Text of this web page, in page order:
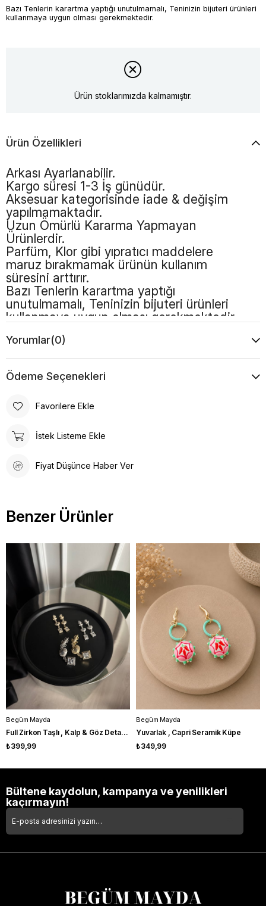
Bazı Tenlerin karartma yaptığı unutulmamalı, Teninizin bijuteri ürünleri
kullanmaya uygun olması gerekmektedir.
Ürün stoklarımızda kalmamıştır.
Ürün Özellikleri
Arkası Ayarlanabilir.
Kargo süresi 1-3 İş günüdür.
Aksesuar kategorisinde iade & değişim
yapılmamaktadır.
Uzun Ömürlü Kararma Yapmayan
Ürünlerdir.
Parfüm, Klor gibi yıpratıcı maddelere
maruz bırakmamak ürünün kullanım
süresini arttırır.
Bazı Tenlerin karartma yaptığı
unutulmamalı, Teninizin bijuteri ürünleri
kullanmaya uygun olması gerekmektedir.
Yorumlar(0)
Ödeme Seçenekleri
Favorilere Ekle
İstek Listeme Ekle
Fiyat Düşünce Haber Ver
Benzer Ürünler
Begüm Mayda
Full Zirkon Taşlı , Kalp & Göz Detaylı , Gold Kıkırdak Küpe
₺399,99
Begüm Mayda
Yuvarlak , Capri Seramik Küpe
₺349,99
Bültene kaydolun, kampanya ve yenilikleri
kaçırmayın!